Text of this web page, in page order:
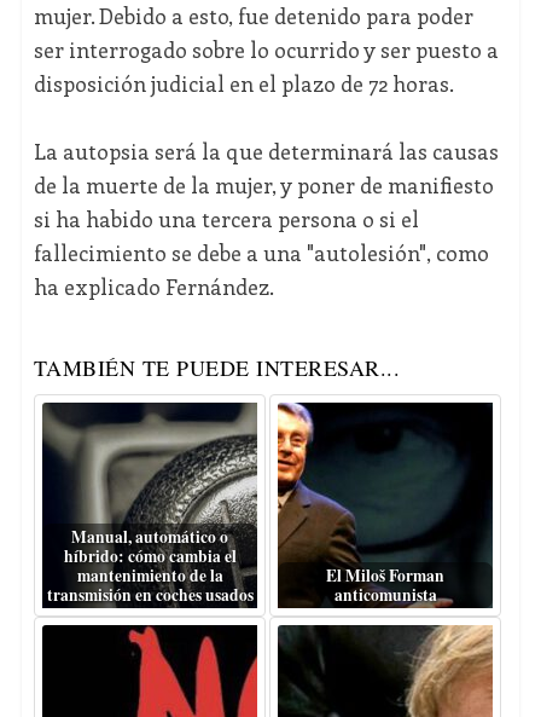
mujer. Debido a esto, fue detenido para poder
ser interrogado sobre lo ocurrido y ser puesto a
disposición judicial en el plazo de 72 horas.
La autopsia será la que determinará las causas
de la muerte de la mujer, y poner de manifiesto
si ha habido una tercera persona o si el
fallecimiento se debe a una "autolesión", como
ha explicado Fernández.
TAMBIÉN TE PUEDE INTERESAR...
Manual, automático o
híbrido: cómo cambia el
mantenimiento de la
transmisión en coches usados
El Miloš Forman
anticomunista